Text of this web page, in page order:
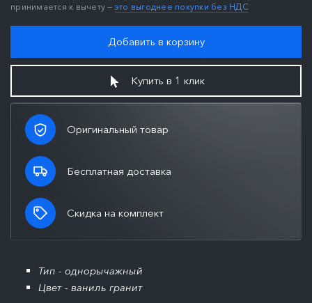
принимается к вычету — это выгоднее покупки без НДС
Добавить в корзину
Купить в 1 клик
Оригинальный товар
Бесплатная доставка
Скидка на комплект
Тип - однорычажный
Цвет - ваниль гранит